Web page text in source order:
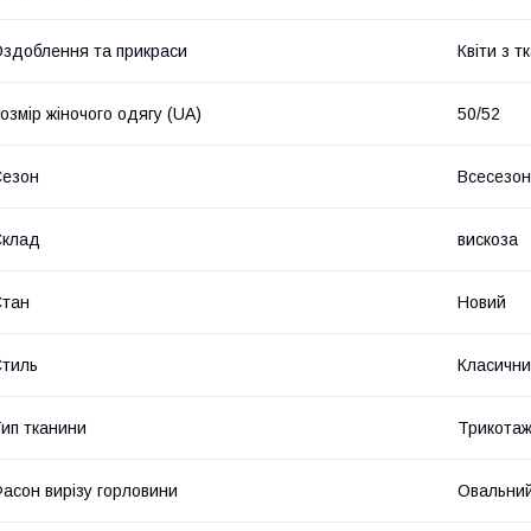
та прикраси Квіти з
жіночого одягу (UA) 50/52
вискоза
Новий
тканини Трикотаж
вирізу горловини